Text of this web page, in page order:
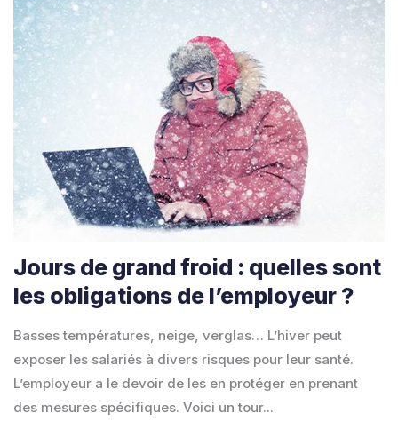
Jours de grand froid : quelles sont
les obligations de l’employeur ?
Basses températures, neige, verglas… L’hiver peut
exposer les salariés à divers risques pour leur santé.
L’employeur a le devoir de les en protéger en prenant
des mesures spécifiques. Voici un tour...